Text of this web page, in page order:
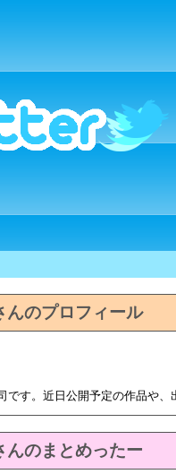
んのプロフィール
です。近日公開予定の作品や
んのまとめったー